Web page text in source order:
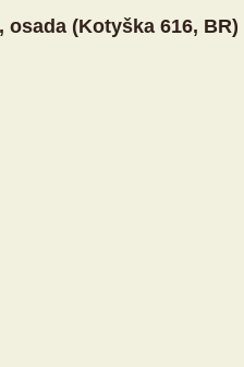
(Kotyška 616, BR)